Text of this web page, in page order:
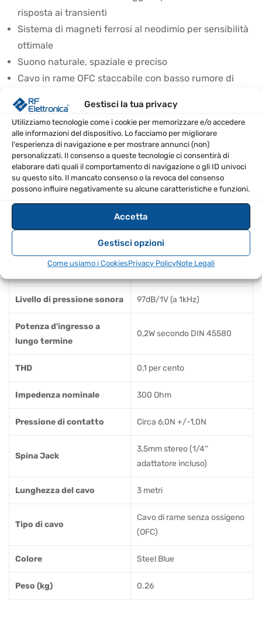
Gestisci la tua privacy
Utilizziamo tecnologie come i cookie per memorizzare e/o accedere
alle informazioni del dispositivo. Lo facciamo per migliorare
l'esperienza di navigazione e per mostrare annunci (non)
personalizzati. Il consenso a queste tecnologie ci consentirà di
elaborare dati quali il comportamento di navigazione o gli ID univoci
su questo sito. Il mancato consenso o la revoca del consenso
possono influire negativamente su alcune caratteristiche e funzioni.
Accetta
Gestisci opzioni
Come usiamo i CookiesPrivacy PolicyNote Legali
risposta ai transienti
Sistema di magneti ferrosi al neodimio per sensibilità
ottimale
Suono naturale, spaziale e preciso
Cavo in rame OFC staccabile con basso rumore di
SPECIFICHE TECNICHE
Accoppiamento auricolare Circumaurale (over-ear)
Principio del trasduttore Dinamico
Tappi per le orecchie Open-back
Risposta in frequenza 12Hz – 40.5kHz (-10dB)
Caratteristica di
Campo diffuso equalizzato
Livello di pressione sonora 97dB/1V (a 1kHz)
Potenza d'ingresso a
lungo termine
0,2W secondo DIN 45580
THD 0,1 per cento
Impedenza nominale 300 Ohm
Pressione di contatto Circa 6,0N +/-1,0N
Spina Jack
3,5mm stereo (1/4''
adattatore incluso)
Lunghezza del cavo 3 metri
Tipo di cavo
Cavo di rame senza ossigeno
(OFC)
Colore Steel Blue
Peso (kg) 0.26